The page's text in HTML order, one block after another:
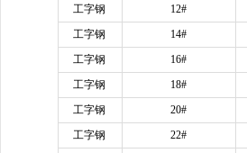
工字钢
12#
工字钢
14#
工字钢
16#
工字钢
18#
工字钢
20#
工字钢
22#